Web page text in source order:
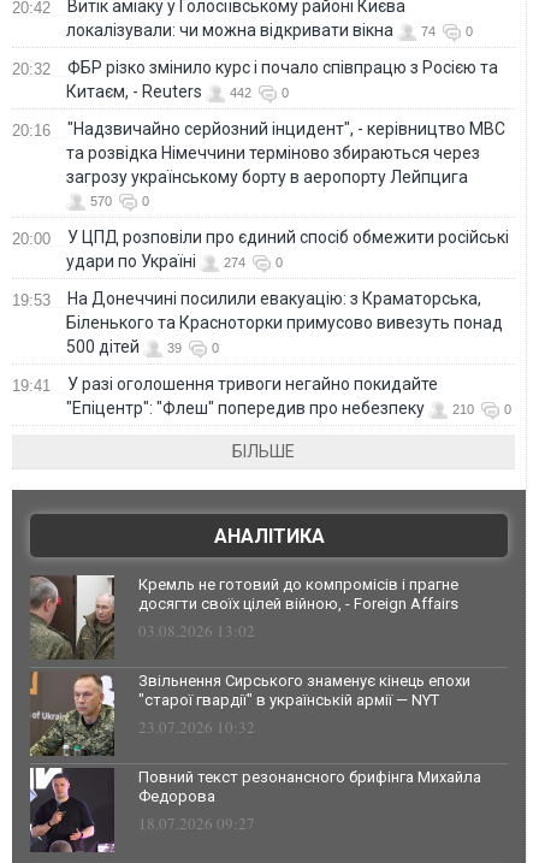
20:42
Витік аміаку у Голосіївському районі Києва
локалізували: чи можна відкривати вікна
74 0
20:32
ФБР різко змінило курс і почало співпрацю з Росією та
Китаєм, - Reuters
442 0
20:16
"Надзвичайно серйозний інцидент", - керівництво МВС
та розвідка Німеччини терміново збираються через
загрозу українському борту в аеропорту Лейпцига
570 0
20:00
У ЦПД розповіли про єдиний спосіб обмежити російські
удари по Україні
274 0
19:53
На Донеччині посилили евакуацію: з Краматорська,
Біленького та Красноторки примусово вивезуть понад
500 дітей
39 0
19:41
У разі оголошення тривоги негайно покидайте
"Епіцентр": "Флеш" попередив про небезпеку
210 0
БІЛЬШЕ
АНАЛІТИКА
Кремль не готовий до компромісів і прагне
досягти своїх цілей війною, - Foreign Affairs
03.08.2026 13:02
Звільнення Сирського знаменує кінець епохи
"старої гвардії" в українській армії — NYT
23.07.2026 10:32
Повний текст резонансного брифінга Михайла
Федорова
18.07.2026 09:27